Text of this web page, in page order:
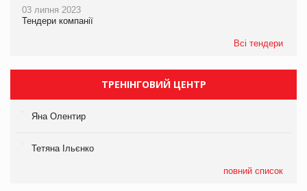
03 липня 2023
Тендери компанії
Всі тендери
ТРЕНІНГОВИЙ ЦЕНТР
Яна Олентир
Тетяна Ільєнко
повний список